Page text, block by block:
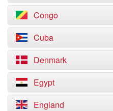
Congo
Cuba
Denmark
Egypt
England